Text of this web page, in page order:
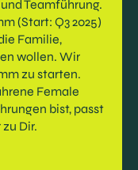
Teamführung.
(Start: Q3 2025)
Familie,
wollen. Wir
zu starten.
Female
bist, passt
Dir.